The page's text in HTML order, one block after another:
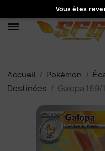
Vous êtes
Accueil Pokémon
Destinées
Galopa 189/